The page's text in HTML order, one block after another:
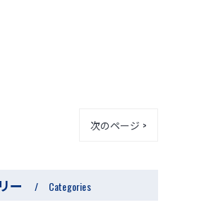
次のページ >
ー Categories